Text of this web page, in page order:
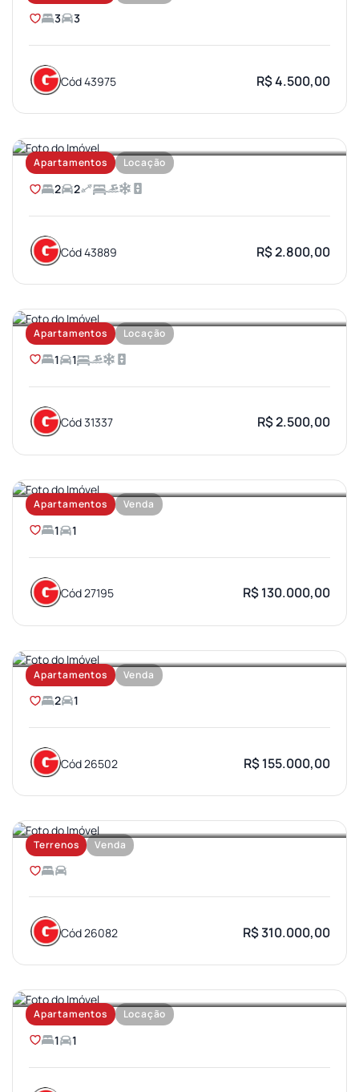
3 3
Cód 43975 R$ 4.500,00
Apartamentos Locação
AEROPORTO
2 2
Cód 43889 R$ 2.800,00
Apartamentos Locação
VILA AVIAÇAO
1 1
Cód 31337 R$ 2.500,00
Apartamentos Venda
JARDIM BRASIL
1 1
Cód 27195 R$ 130.000,00
Apartamentos Venda
PARQUE BAURU
2 1
Cód 26502 R$ 155.000,00
Terrenos Venda
JARDIM OLIMPICO
Cód 26082 R$ 310.000,00
Apartamentos Locação
VILA UNIVERSITARIA
1 1